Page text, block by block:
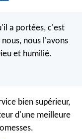
a portées, c'est
nous, nous l'avons
et humilié.
bien supérieur,
d'une meilleure